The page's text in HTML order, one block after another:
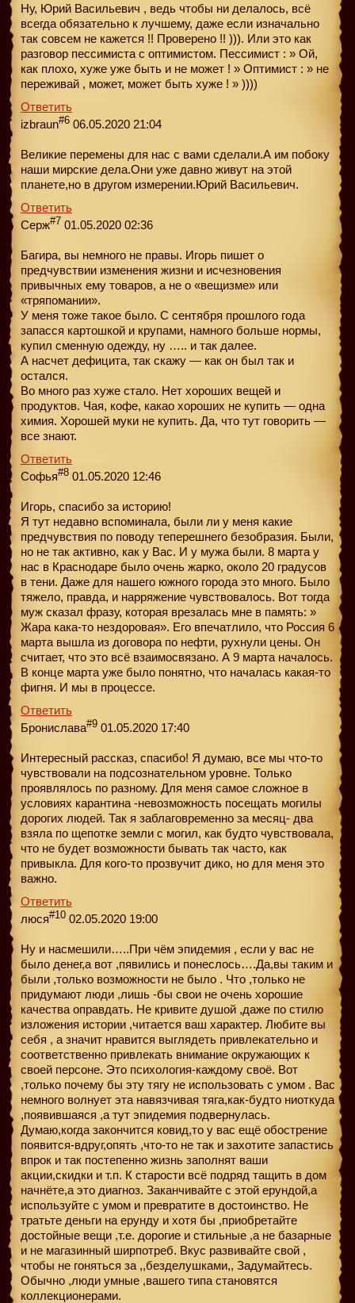
Ну, Юрий Васильевич , ведь чтобы ни делалось, всё
всегда обязательно к лучшему, даже если изначально
так совсем не кажется !! Проверено !! ))). Или это как
разговор пессимиста с оптимистом. Пессимист : » Ой,
как плохо, хуже уже быть и не может ! » Оптимист : » не
переживай , может, может быть хуже ! » ))))
Ответить
izbraun#6 06.05.2020 21:04
Великие перемены для нас с вами сделали.А им побоку
наши мирские дела.Они уже давно живут на этой
планете,но в другом измерении.Юрий Васильевич.
Ответить
Серж#7 01.05.2020 02:36
Багира, вы немного не правы. Игорь пишет о
предчувствии изменения жизни и исчезновения
привычных ему товаров, а не о «вещизме» или
«тряпомании».
У меня тоже такое было. С сентября прошлого года
запасся картошкой и крупами, намного больше нормы,
купил сменную одежду, ну ….. и так далее.
А насчет дефицита, так скажу — как он был так и
остался.
Во много раз хуже стало. Нет хороших вещей и
продуктов. Чая, кофе, какао хороших не купить — одна
химия. Хорошей муки не купить. Да, что тут говорить —
все знают.
Ответить
Софья#8 01.05.2020 12:46
Игорь, спасибо за историю!
Я тут недавно вспоминала, были ли у меня какие
предчувствия по поводу теперешнего безобразия. Были,
но не так активно, как у Вас. И у мужа были. 8 марта у
нас в Краснодаре было очень жарко, около 20 градусов
в тени. Даже для нашего южного города это много. Было
тяжело, правда, и нарряжение чувствовалось. Вот тогда
муж сказал фразу, которая врезалась мне в память: »
Жара кака-то нездоровая». Его впечатлило, что Россия 6
марта вышла из договора по нефти, рухнули цены. Он
считает, что это всё взаимосвязано. А 9 марта началось.
В конце марта уже было понятно, что началась какая-то
фигня. И мы в процессе.
Ответить
Бронислава#9 01.05.2020 17:40
Интересный рассказ, спасибо! Я думаю, все мы что-то
чувствовали на подсознательном уровне. Только
проявлялось по разному. Для меня самое сложное в
условиях карантина -невозможность посещать могилы
дорогих людей. Так я заблаговременно за месяц- два
взяла по щепотке земли с могил, как будто чувствовала,
что не будет возможности бывать так часто, как
привыкла. Для кого-то прозвучит дико, но для меня это
важно.
Ответить
люся#10 02.05.2020 19:00
Ну и насмешили…..При чём эпидемия , если у вас не
было денег,а вот ,пявились и понеслось….Да,вы таким и
были ,только возможности не было . Что ,только не
придумают люди ,лишь -бы свои не очень хорошие
качества оправдать. Не кривите душой ,даже по стилю
изложения истории ,читается ваш характер. Любите вы
себя , а значит нравится выглядеть привлекательно и
соответственно привлекать внимание окружающих к
своей персоне. Это психология-каждому своё. Вот
,только почему бы эту тягу не использовать с умом . Вас
немного волнует эта навязчивая тяга,как-будто ниоткуда
,появившаяся ,а тут эпидемия подвернулась.
Думаю,когда закончится ковид,то у вас ещё обострение
появится-вдруг,опять ,что-то не так и захотите запастись
впрок и так постепенно жизнь заполнят ваши
акции,скидки и т.п. К старости всё подряд тащить в дом
начнёте,а это диагноз. Заканчивайте с этой ерундой,а
используйте с умом и превратите в достоинство. Не
тратьте деньги на ерунду и хотя бы ,приобретайте
достойные вещи ,т.е. дорогие и стильные ,а не базарные
и не магазинный ширпотреб. Вкус развивайте свой ,
чтобы не гоняться за ,,безделушками,, Задумайтесь.
Обычно ,люди умные ,вашего типа становятся
коллекционерами.